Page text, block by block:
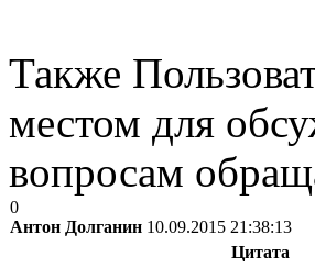
Также
местом для
вопросам
0
Антон Долганин 10.09.2015 21:38:13
Цитата